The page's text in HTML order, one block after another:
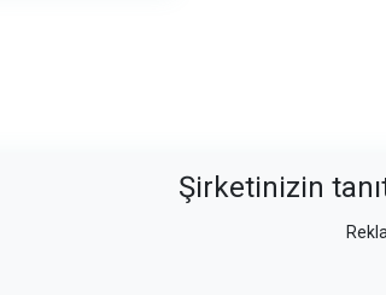
Şirketinizin